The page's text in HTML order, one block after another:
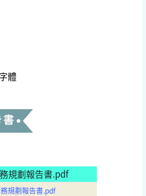
體
規劃報告書.pdf
規劃報告書.pdf